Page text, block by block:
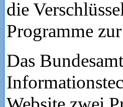
die
Programme
Das